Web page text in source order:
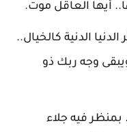
أيها العاقل موت.
الدنية كالخيال..
وجه ربك ذو
فيه جلاء